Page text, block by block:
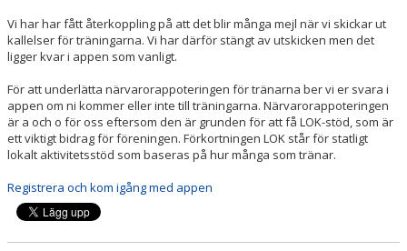
Vi har har fått återkoppling på att det blir många mejl när vi skickar ut
kallelser för träningarna. Vi har därför stängt av utskicken men det
ligger kvar i appen som vanligt.
För att underlätta närvarorappoteringen för tränarna ber vi er svara i
appen om ni kommer eller inte till träningarna. Närvarorappoteringen
är a och o för oss eftersom den är grunden för att få LOK-stöd, som är
ett viktigt bidrag för föreningen. Förkortningen LOK står för statligt
lokalt aktivitetsstöd som baseras på hur många som tränar.
Registrera och kom igång med appen